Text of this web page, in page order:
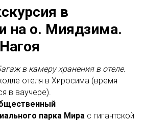
в
на о. Миядзима.
в камеру хранения в отеле.
отеля в Хиросима (время
в ваучере).
парка Мира с гигантской